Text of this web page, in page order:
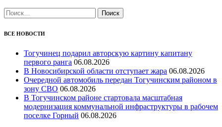
Найти:
ВСЕ НОВОСТИ
Тогучинец подарил авторскую картину капитану
первого ранга 06.08.2026
В Новосибирской области отступает жара 06.08.2026
Очередной автомобиль передан Тогучинским районом в
зону СВО 06.08.2026
В Тогучинском районе стартовала масштабная
модернизация коммунальной инфраструктуры в рабочем
поселке Горный 06.08.2026